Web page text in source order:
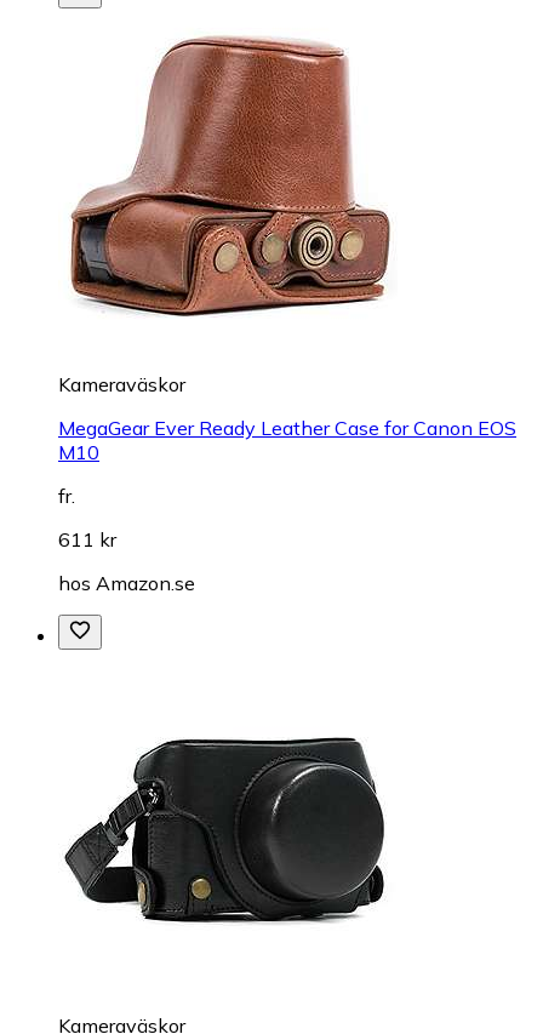
Kameraväskor
MegaGear Ever Ready Leather Case for Canon EOS
M10
fr.
611 kr
hos Amazon.se
Kameraväskor